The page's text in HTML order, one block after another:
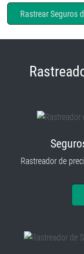
Rastrear Seguros
Rastreador de